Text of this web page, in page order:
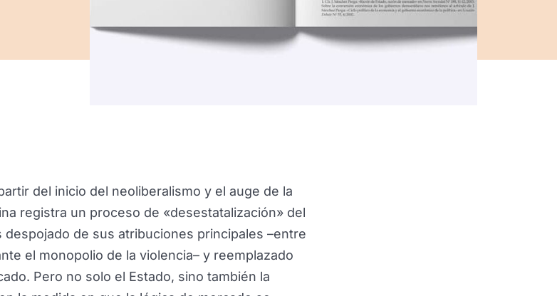
del inicio del neoliberalismo y el auge de la
registra un proceso de «desestatalización» del
despojado de sus atribuciones principales –entre
el monopolio de la violencia– y reemplazado
Pero no solo el Estado, sino también la